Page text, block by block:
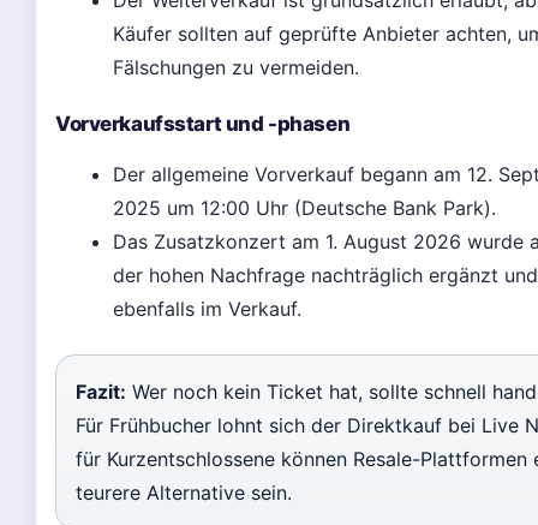
Käufer sollten auf geprüfte Anbieter achten,
Fälschungen zu vermeiden.
Vorverkaufsstart und -phasen
Der allgemeine Vorverkauf begann am 12.
2025 um 12:00 Uhr (Deutsche Bank Park).
Das Zusatzkonzert am 1. August 2026 wurde
der hohen Nachfrage nachträglich ergänzt
ebenfalls im Verkauf.
Fazit: Wer noch kein Ticket hat, sollte schnell
Für Frühbucher lohnt sich der Direktkauf bei Live
für Kurzentschlossene können Resale-Plattformen
teurere Alternative sein.